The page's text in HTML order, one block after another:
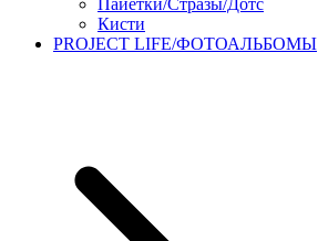
Пайетки/Стразы/Дотс
Кисти
PROJECT LIFE/ФОТОАЛЬБОМЫ